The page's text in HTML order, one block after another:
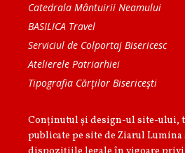
Catedrala Mântuirii Neamului
BASILICA Travel
Serviciul de Colportaj Bisericesc
Atelierele Patriarhiei
Tipografia Cărţilor Bisericeşti
Conținutul și design-ul site-ului,
publicate pe site de Ziarul Lumina